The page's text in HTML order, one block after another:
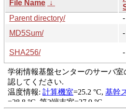
File Name ↓
Parent directory/
-
MD5Sum/
-
SHA256/
-